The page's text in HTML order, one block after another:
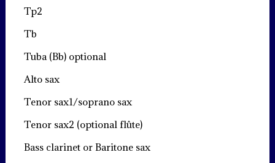
Tp2
Tb
Tuba (Bb) optional
Alto sax
Tenor sax1/soprano sax
Tenor sax2 (optional flûte)
Bass clarinet or Baritone sax